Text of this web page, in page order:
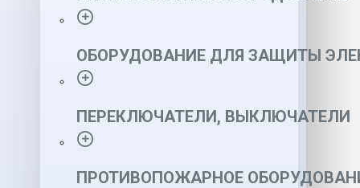
ОБОРУДОВАНИЕ ДЛЯ ЗАЩИТЫ
ПЕРЕКЛЮЧАТЕЛИ, ВЫКЛЮЧАТЕЛИ
ПРОТИВОПОЖАРНОЕ